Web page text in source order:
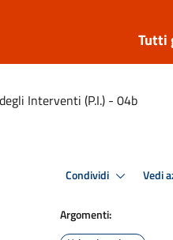
Tutti
Interventi (P.I.) - 04b
Condividi Vedi
Argomenti: